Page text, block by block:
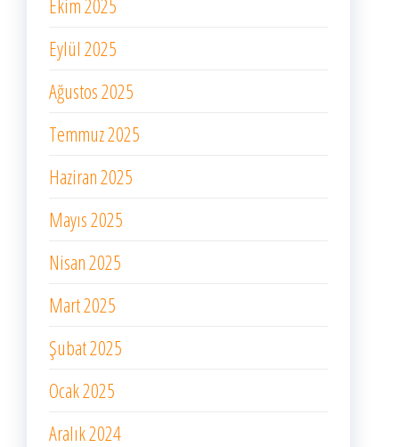
Ekim 2025
Eylül 2025
Ağustos 2025
Temmuz 2025
Haziran 2025
Mayıs 2025
Nisan 2025
Mart 2025
Şubat 2025
Ocak 2025
Aralık 2024